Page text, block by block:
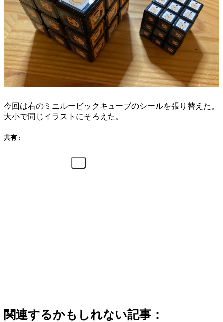
今回は右のミニルービックキューブのシールを張り替えた。
大小で同じイラストにそろえた。
共有 :
関連するかもしれない記事：